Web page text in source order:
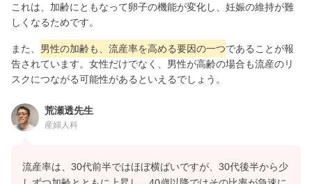
これは、加齢にともなって卵子の機能が変化し、妊娠の維持が難
しくなるためです。
また、 男性の加齢も、流産率を高める要因の一つであることが報
告されています。女性だけでなく、男性が高齢の場合も流産のリ
スクにつながる可能性があるといえるでしょう。
荒瀬透先生
産婦人科
流産率は、30代前半ではほぼ横ばいですが、30代後半から少